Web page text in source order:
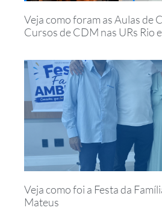
Veja como foram as Aulas de
Cursos de CDM nas URs Rio
Veja como foi a Festa da
Mateus